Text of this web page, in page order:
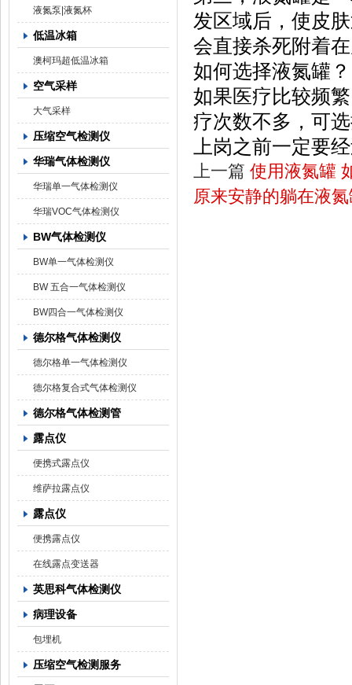
液氮泵|液氮杯
低温冰箱
澳柯玛超低温冰箱
空气采样
大气采样
压缩空气检测仪
华瑞气体检测仪
华瑞单一气体检测仪
华瑞VOC气体检测仪
BW气体检测仪
BW单一气体检测仪
BW 五合一气体检测仪
BW四合一气体检测仪
德尔格气体检测仪
德尔格单一气体检测仪
德尔格复合式气体检测仪
德尔格气体检测管
露点仪
便携式露点仪
维萨拉露点仪
露点仪
便携露点仪
在线露点变送器
英思科气体检测仪
病理设备
包埋机
压缩空气检测服务
发区域后，使皮
会直接杀死附着
如何选择液氮罐？
如果医疗比较频
疗次数不多，可
上岗之前一定要
上一篇 使用液氮罐
原来安静的躺在液